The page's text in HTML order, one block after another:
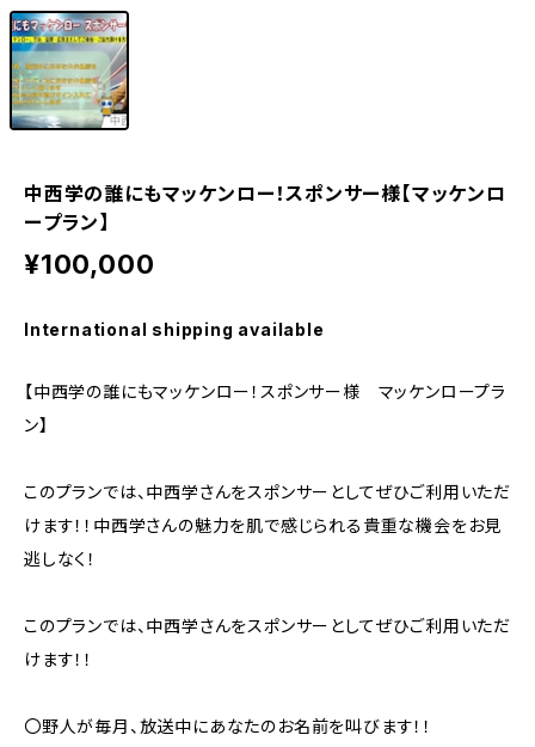
中西学の誰にもマッケンロー！スポンサー様【マッケンロ
ープラン】
¥100,000
International shipping available
【中西学の誰にもマッケンロー！スポンサー様 マッケンロープラ
ン】
このプランでは、中西学さんをスポンサーとしてぜひご利用いただ
けます！！中西学さんの魅力を肌で感じられる貴重な機会をお見
逃しなく！
このプランでは、中西学さんをスポンサーとしてぜひご利用いただ
けます！！
〇野人が毎月、放送中にあなたのお名前を叫びます！！